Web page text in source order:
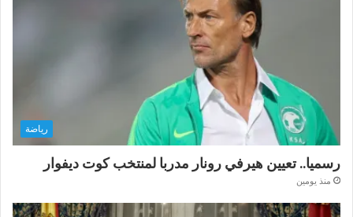
رياضة
رسميا.. تعيين هيرفي رونار مدربا لمنتخب كوت ديفوار
منذ يومين